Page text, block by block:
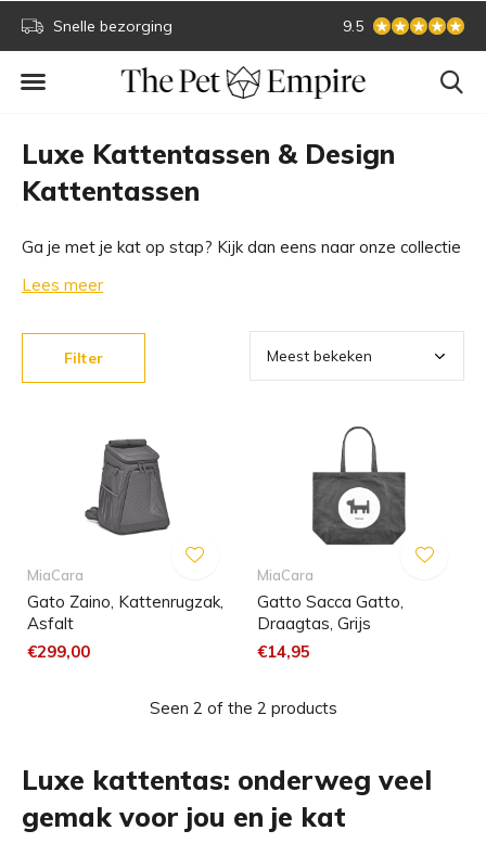
Snelle bezorging Veilig online
9.5
Luxe Kattentassen & Design
Kattentassen
Ga je met je kat op stap? Kijk dan eens naar onze collectie
luxe kattentassen en design kattentassen. Uitsluitend van
kattentas past bij jouw kat?
Lees meer
Filter
MiaCara
Gato Zaino, Kattenrugzak,
Asfalt
€299,00
MiaCara
Gatto Sacca Gatto,
Draagtas, Grijs
€14,95
Seen 2 of the 2 products
Luxe kattentas: onderweg veel
gemak voor jou en je kat